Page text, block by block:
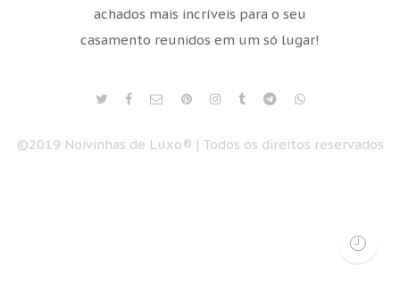
achados mais incríveis para o seu
casamento reunidos em um só lugar!
©2019 Noivinhas de Luxo® | Todos os direitos reservados